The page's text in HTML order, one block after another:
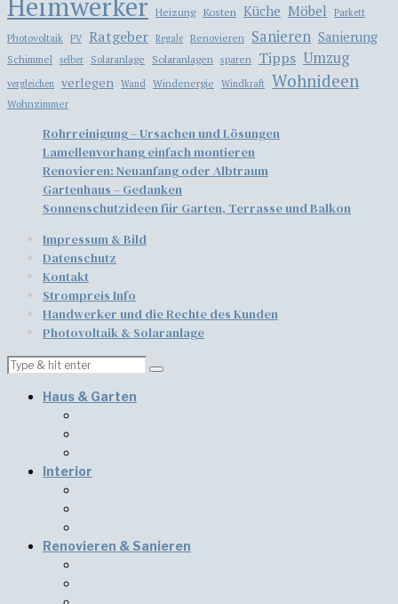
Heizung Kosten Küche Möbel Parkett
Photovoltaik PV Ratgeber Regale Renovieren Sanieren Sanierung
Schimmel selber Solaranlage Solaranlagen sparen Tipps Umzug
vergleichen verlegen Wand Windenergie Windkraft Wohnideen
Wohnzimmer
Rohrreinigung – Ursachen und Lösungen
Lamellenvorhang einfach montieren
​​Renovieren: Neuanfang oder Albtraum
Gartenhaus – Gedanken
Sonnenschutzideen für Garten, Terrasse und Balkon
Impressum & Bild
Datenschutz
Kontakt
Strompreis Info
Handwerker und die Rechte des Kunden
Photovoltaik & Solaranlage
Haus & Garten
Interior
Renovieren & Sanieren